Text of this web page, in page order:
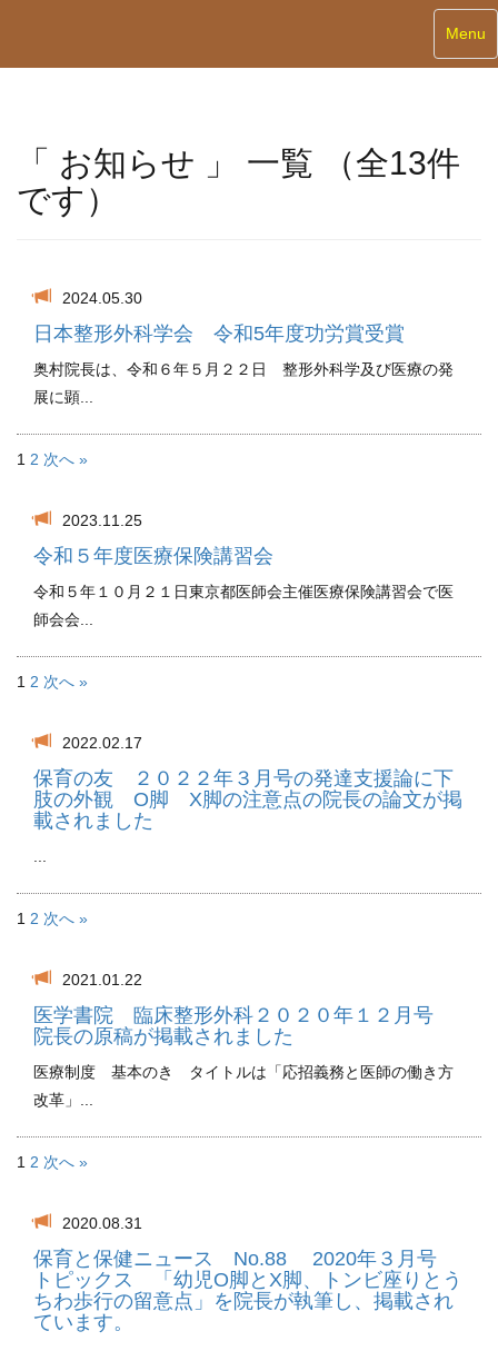
Toggle
Menu
「 お知らせ 」 一覧 （全13件
です）
2024.05.30
日本整形外科学会 令和5年度功労賞受賞
奥村院長は、令和６年５月２２日 整形外科学及び医療の発
展に顕...
1 2 次へ »
2023.11.25
令和５年度医療保険講習会
令和５年１０月２１日東京都医師会主催医療保険講習会で医
師会会...
1 2 次へ »
2022.02.17
保育の友 ２０２２年３月号の発達支援論に下
肢の外観 O脚 X脚の注意点の院長の論文が掲
載されました
1 2 次へ »
2021.01.22
医学書院 臨床整形外科２０２０年１２月号
院長の原稿が掲載されました
医療制度 基本のき タイトルは「応招義務と医師の働き方
改革」...
1 2 次へ »
2020.08.31
保育と保健ニュース No.88 2020年３月号
トピックス 「幼児O脚とX脚、トンビ座りとう
ちわ歩行の留意点」を院長が執筆し、掲載され
ています。